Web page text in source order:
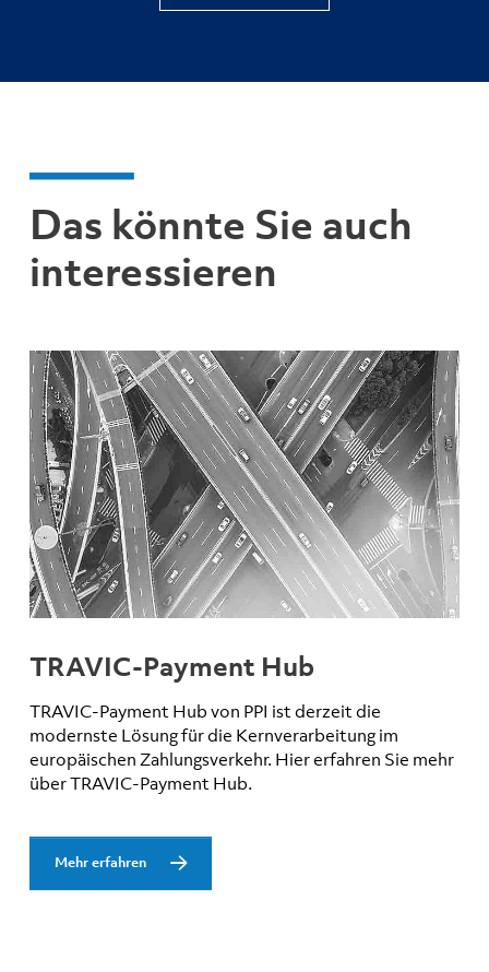
Das könnte Sie auch
interessieren
TRAVIC-Payment Hub
TRAVIC-Payment Hub von PPI ist derzeit die
modernste Lösung für die Kernverarbeitung im
europäischen Zahlungsverkehr. Hier erfahren Sie mehr
über TRAVIC-Payment Hub.
Mehr erfahren